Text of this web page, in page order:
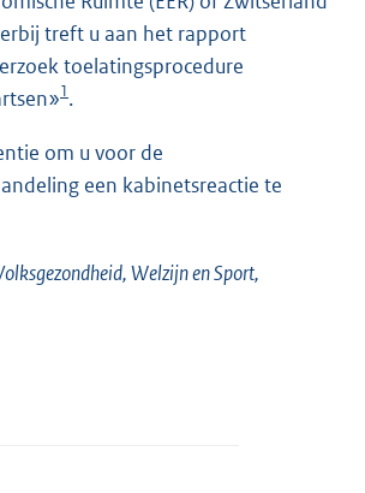
treft u aan het rapport
toelatingsprocedure
1.
om u voor de
een kabinetsreactie te
Welzijn en Sport,